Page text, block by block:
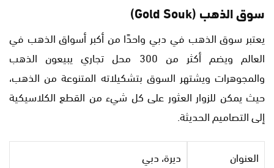
سوق الذهب (Gold Souk)
يعتبر سوق الذهب في دبي واحدًا من أكبر أسواق الذهب في
العالم ويضم أكثر من 300 محل تجاري يبيعون الذهب
والمجوهرات ويشتهر السوق بتشكيلاته المتنوعة من الذهب،
حيث يمكن للزوار العثور على كل شيء من القطع الكلاسيكية
إلى التصاميم الحديثة.
العنوان
ديرة، دبي